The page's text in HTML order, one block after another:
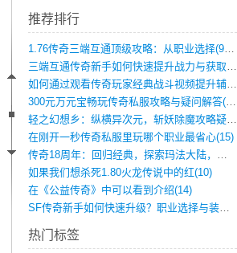
推荐排行
1.76传奇三端互通顶级攻略：从职业选择(972)
三端互通传奇新手如何快速提升战力与获取稀(379)
如何通过观看传奇玩家经典战斗视频提升辅助(661)
300元万元宝畅玩传奇私服攻略与疑问解答(828)
轻之幻想乡：纵横异次元，斩妖除魔攻略疑云(404)
在刚开一秒传奇私服里玩哪个职业最省心(15)
传奇18周年：回归经典，探索玛法大陆，寻(798)
如果我们想杀死1.80火龙传说中的红(10)
在《公益传奇》中可以看到介绍(14)
SF传奇新手如何快速升级？职业选择与装备(711)
热门标签